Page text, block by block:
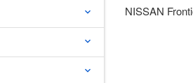
keyboard_arrow_down
keyboard_arrow_down
keyboard_arrow_down
NISSAN